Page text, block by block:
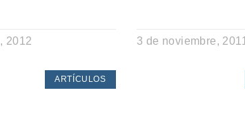
2012 3 de noviembre, 2011
ARTÍCULOS